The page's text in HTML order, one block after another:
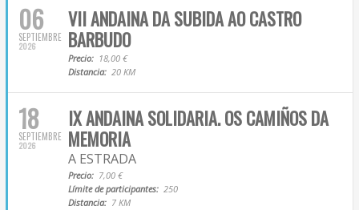
06
SEPTIEMBRE
2026
VII ANDAINA DA SUBIDA AO CASTRO
BARBUDO
Precio: 18,00 €
Distancia: 20 KM
18
SEPTIEMBRE
2026
IX ANDAINA SOLIDARIA. OS CAMIÑOS DA
MEMORIA
A ESTRADA
Precio: 7,00 €
Límite de participantes: 250
Distancia: 7 KM